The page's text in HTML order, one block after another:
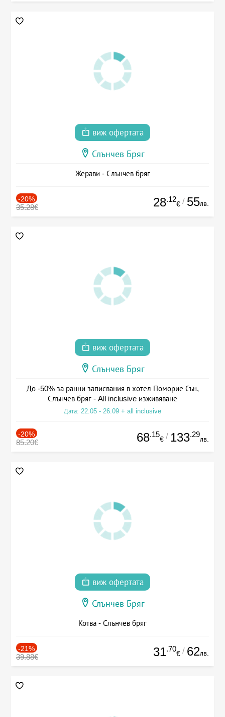
виж офертата
Слънчев Бряг
Жерави - Слънчев бряг
-20%
35.28€ 28.12
€ / 55лв.
виж офертата
Слънчев Бряг
До -50% за ранни записвания в хотел Поморие Сън,
Слънчев бряг - All inclusive изживяване
Дата: 22.05 - 26.09 + all inclusive
-20%
85.20€ 68.15
€ / 133.29
лв.
виж офертата
Слънчев Бряг
Котва - Слънчев бряг
-21%
39.88€ 31.70
€ / 62лв.